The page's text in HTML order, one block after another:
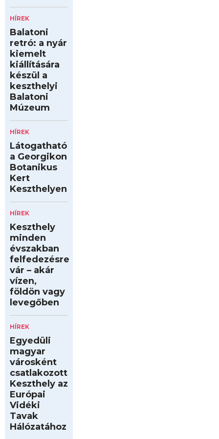
HÍREK
Balatoni
retró: a nyár
kiemelt
kiállítására
készül a
keszthelyi
Balatoni
Múzeum
HÍREK
Látogatható
a Georgikon
Botanikus
Kert
Keszthelyen
HÍREK
Keszthely
minden
évszakban
felfedezésre
vár – akár
vízen,
földön vagy
levegőben
HÍREK
Egyedüli
magyar
városként
csatlakozott
Keszthely az
Európai
Vidéki
Tavak
Hálózatához